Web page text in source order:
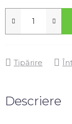
Tipărire
Descriere